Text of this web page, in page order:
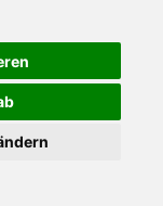
весь функционал
и, при желании,
сайтом, Вы